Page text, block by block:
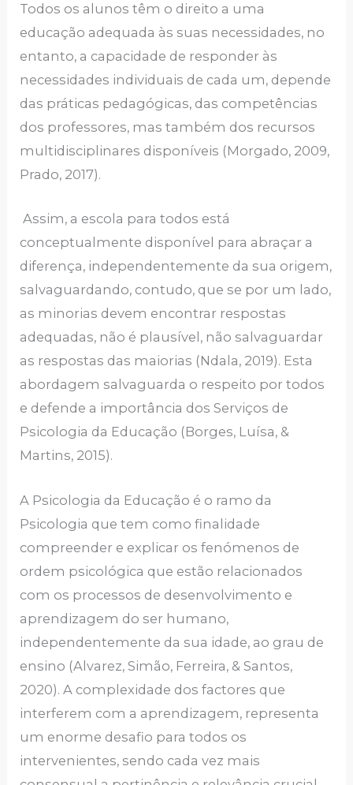
Todos os alunos têm o direito a uma
educação adequada às suas necessidades, no
entanto, a capacidade de responder às
necessidades individuais de cada um, depende
das práticas pedagógicas, das competências
dos professores, mas também dos recursos
multidisciplinares disponíveis (Morgado, 2009,
Prado, 2017).
Assim, a escola para todos está
conceptualmente disponível para abraçar a
diferença, independentemente da sua origem,
salvaguardando, contudo, que se por um lado,
as minorias devem encontrar respostas
adequadas, não é plausível, não salvaguardar
as respostas das maiorias (Ndala, 2019). Esta
abordagem salvaguarda o respeito por todos
e defende a importância dos Serviços de
Psicologia da Educação (Borges, Luísa, &
Martins, 2015).
A Psicologia da Educação é o ramo da
Psicologia que tem como finalidade
compreender e explicar os fenómenos de
ordem psicológica que estão relacionados
com os processos de desenvolvimento e
aprendizagem do ser humano,
independentemente da sua idade, ao grau de
ensino (Alvarez, Simão, Ferreira, & Santos,
2020). A complexidade dos factores que
interferem com a aprendizagem, representa
um enorme desafio para todos os
intervenientes, sendo cada vez mais